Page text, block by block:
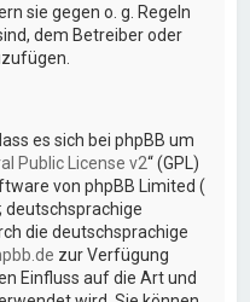
sie gegen o. g. Regeln
dem Betreiber oder
es sich bei phpBB um
Public License v2“ (GPL)
von phpBB Limited (
deutschsprachige
die deutschsprachige
zur Verfügung
Einfluss auf die Art und